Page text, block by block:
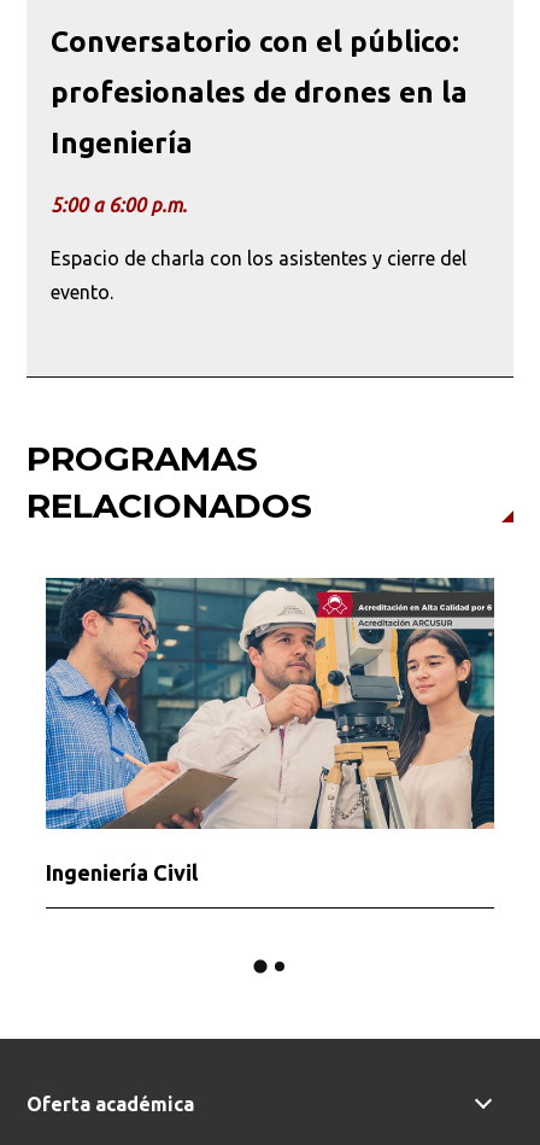
Conversatorio con el público:
profesionales de drones en la
Ingeniería
5:00 a 6:00 p.m.
Espacio de charla con los asistentes y cierre del
evento.
PROGRAMAS
RELACIONADOS
Ingeniería Civil
Oferta académica